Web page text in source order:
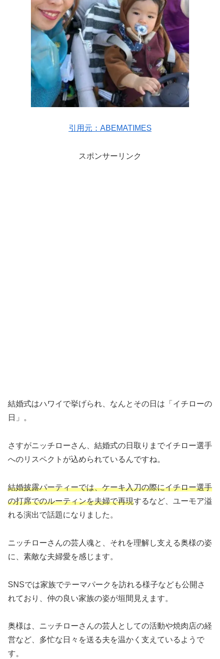
引用元：ABEMATIMES
スポンサーリンク
結婚式はハワイで挙げられ、なんとその日は「イチローの
日」。
さすがニッチローさん、結婚式の日取りまでイチロー選手
へのリスペクトが込められているんですね。
結婚披露パーティーでは、ケーキ入刀の際にイチロー選手
の打席でのルーティンを夫婦で再現するなど、ユーモア溢
れる演出で話題になりました。
ニッチローさんの芸人魂と、それを理解し支える奥様の姿
に、素敵な夫婦愛を感じます。
SNSでは家族でテーマパークを訪れる様子なども公開さ
れており、仲の良い家族の姿が垣間見えます。
奥様は、ニッチローさんの芸人としての活動や焼肉店の経
営など、多忙な日々を送る夫を温かく支えているようで
す。